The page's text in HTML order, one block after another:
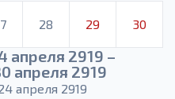
28 29 30
апреля 2919 –
апреля 2919
апреля 2919